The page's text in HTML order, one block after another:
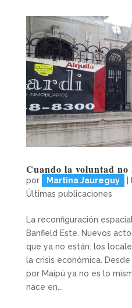
Cuando la voluntad no
por Martina Jaureguy
Últimas publicaciones
La reconfiguración
Banfield Este. Nuevos
que ya no están: los
la crisis económica.
por Maipú ya no es lo
nace en...